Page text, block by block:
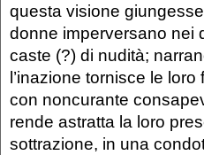
questa visione
donne imperversano nei
caste (?) di nudità;
l’inazione tornisce le
con noncurante
rende astratta la loro
sottrazione, in una